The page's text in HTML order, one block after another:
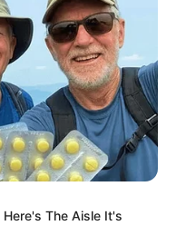
im Frankfurter
hohe Goetheturm mit
hölzernen
und eines der
der Region.
etwa 2,98 ha große
einem
Informationen
The Aisle It's